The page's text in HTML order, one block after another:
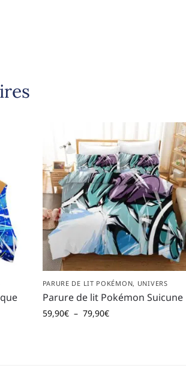
PARURE DE LIT POKÉMON, UNIVERS
Parure de lit Pokémon Suicune
59,90€ – 79,90€